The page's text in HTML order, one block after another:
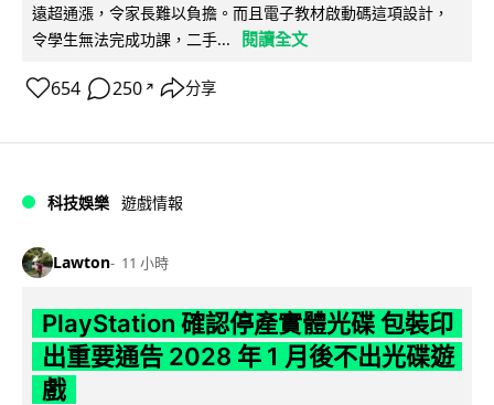
遠超通漲，令家長難以負擔。而且電子教材啟動碼這項設計，
令學生無法完成功課，二手...
閱讀全文
654 250 ↗ 分享
科技娛樂 遊戲情報
Lawton 11 小時
PlayStation 確認停產實體光碟 包裝印
出重要通告 2028 年 1 月後不出光碟遊
戲